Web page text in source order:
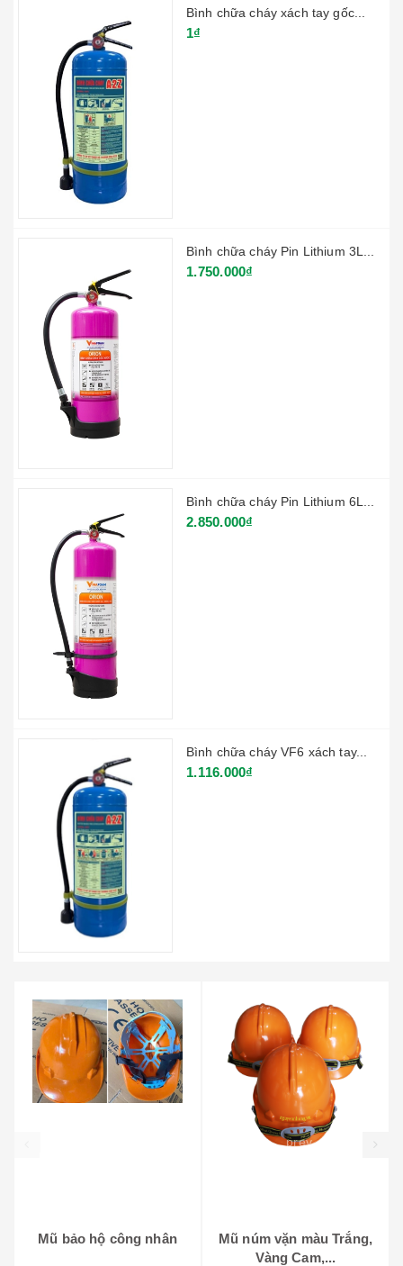
Bình chữa cháy xách tay gốc...
1₫
Bình chữa cháy Pin Lithium 3L...
1.750.000₫
Bình chữa cháy Pin Lithium 6L...
2.850.000₫
Bình chữa cháy VF6 xách tay...
1.116.000₫
Mũ bảo hộ công nhân
Mũ núm vặn màu Trắng,
Vàng Cam,...
prev